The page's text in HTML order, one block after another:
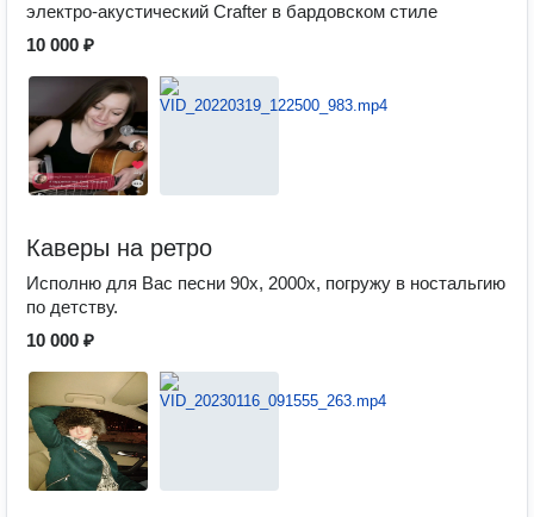
электро-акустический Crafter в бардовском стиле
10 000 ₽
Каверы на ретро
Исполню для Вас песни 90х, 2000х, погружу в ностальгию
по детству.
10 000 ₽